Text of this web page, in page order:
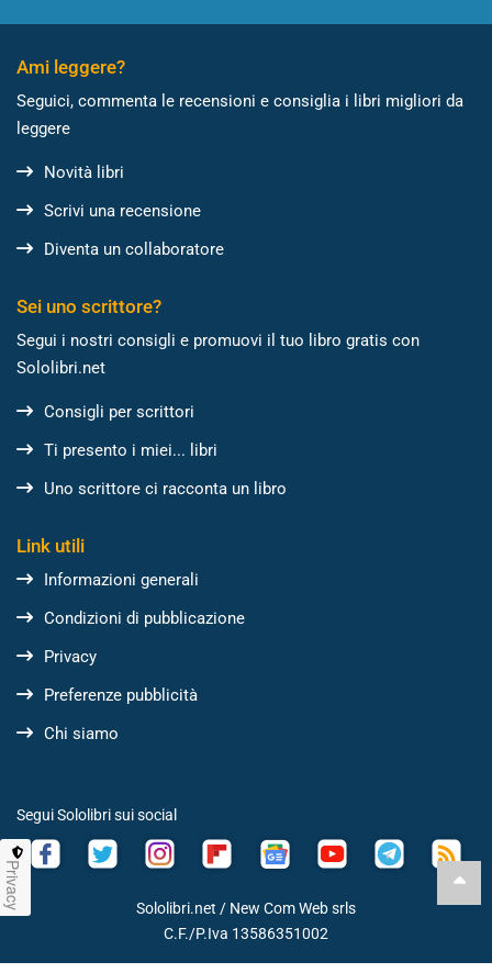
Ami leggere?
Seguici, commenta le recensioni e consiglia i libri migliori da
leggere
Novità libri
Scrivi una recensione
Diventa un collaboratore
Sei uno scrittore?
Segui i nostri consigli e promuovi il tuo libro gratis con
Sololibri.net
Consigli per scrittori
Ti presento i miei... libri
Uno scrittore ci racconta un libro
Link utili
Informazioni generali
Condizioni di pubblicazione
Privacy
Preferenze pubblicità
Chi siamo
Segui Sololibri sui social
Sololibri.net / New Com Web srls
C.F./P.Iva 13586351002
Privacy